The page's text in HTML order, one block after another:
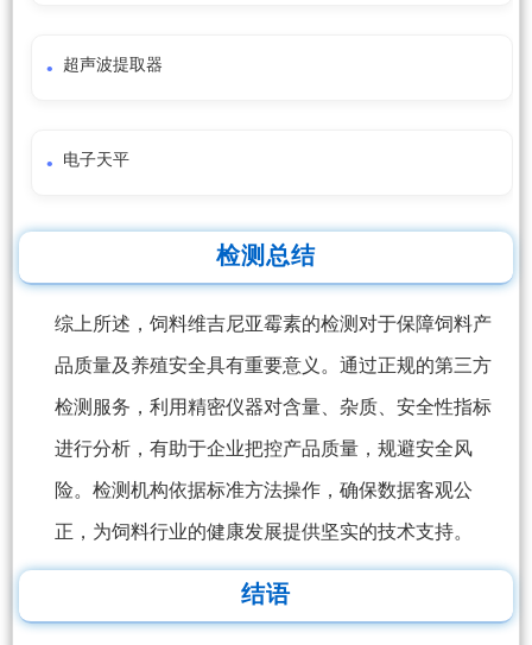
超声波提取器
电子天平
检测总结
综上所述，饲料维吉尼亚霉素的检测对于保障饲料产
品质量及养殖安全具有重要意义。通过正规的第三方
检测服务，利用精密仪器对含量、杂质、安全性指标
进行分析，有助于企业把控产品质量，规避安全风
险。检测机构依据标准方法操作，确保数据客观公
正，为饲料行业的健康发展提供坚实的技术支持。
结语